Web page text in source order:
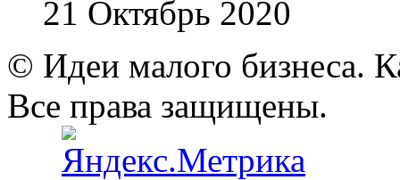
21 Октябрь 2020
© Идеи малого бизнеса.
Все права защищены.